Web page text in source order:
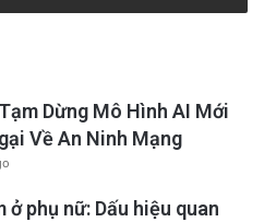
Dừng Mô Hình AI Mới
Về An Ninh Mạng
ở phụ nữ: Dấu hiệu quan